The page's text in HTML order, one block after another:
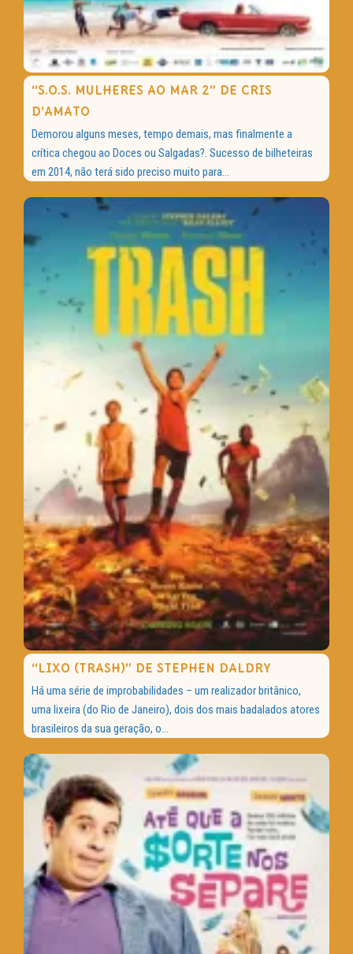
“S.O.S. MULHERES AO MAR 2” DE CRIS
D’AMATO
Demorou alguns meses, tempo demais, mas finalmente a
crítica chegou ao Doces ou Salgadas?. Sucesso de bilheteiras
em 2014, não terá sido preciso muito para...
“LIXO (TRASH)” DE STEPHEN DALDRY
Há uma série de improbabilidades – um realizador britânico,
uma lixeira (do Rio de Janeiro), dois dos mais badalados atores
brasileiros da sua geração, o...